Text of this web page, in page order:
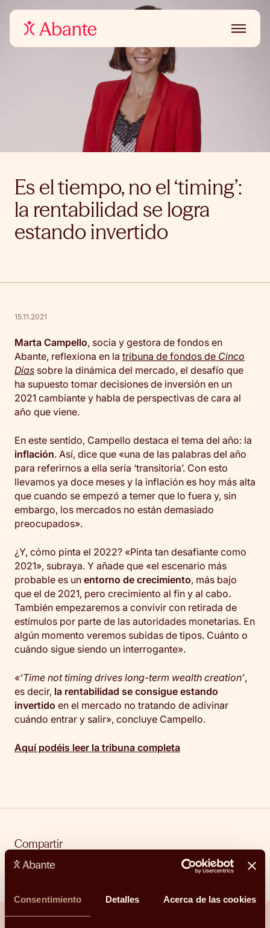
Consentimiento Detalles Acerca de las cookies
Es el tiempo, no el ‘timing’:
la rentabilidad se logra
estando invertido
15.11.2021
Marta Campello, socia y gestora de fondos en
Abante, reflexiona en la tribuna de fondos de Cinco
Días sobre la dinámica del mercado, el desafío que
ha supuesto tomar decisiones de inversión en un
2021 cambiante y habla de perspectivas de cara al
año que viene.
En este sentido, Campello destaca el tema del año: la
inflación. Así, dice que «una de las palabras del año
para referirnos a ella sería ‘transitoria’. Con esto
llevamos ya doce meses y la inflación es hoy más alta
que cuando se empezó a temer que lo fuera y, sin
embargo, los mercados no están demasiado
preocupados».
¿Y, cómo pinta el 2022? «Pinta tan desafiante como
2021», subraya. Y añade que «el escenario más
probable es un entorno de crecimiento, más bajo
que el de 2021, pero crecimiento al fin y al cabo.
También empezaremos a convivir con retirada de
estímulos por parte de las autoridades monetarias. En
algún momento veremos subidas de tipos. Cuánto o
cuándo sigue siendo un interrogante».
«‘Time not timing drives long-term wealth creation’,
es decir, la rentabilidad se consigue estando
invertido en el mercado no tratando de adivinar
cuándo entrar y salir», concluye Campello.
Aquí podéis leer la tribuna completa
Compartir
Telegram Email